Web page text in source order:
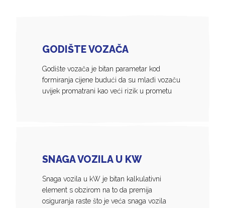
GODIŠTE VOZAČA
Godište vozača je bitan parametar kod
formiranja cijene budući da su mlađi vozaču
uvijek promatrani kao veći rizik u prometu
SNAGA VOZILA U KW
Snaga vozila u kW je bitan kalkulativni
element s obzirom na to da premija
osiguranja raste što je veća snaga vozila